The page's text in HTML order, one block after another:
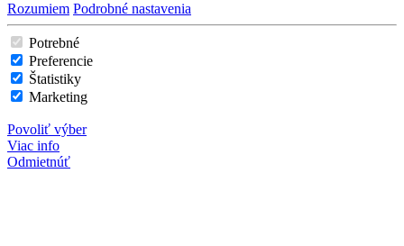
Rozumiem Podrobné nastavenia
Potrebné
Preferencie
Štatistiky
Marketing
Povoliť výber
Viac info
Odmietnúť